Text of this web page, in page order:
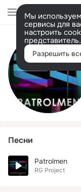
Мы
сервисы для
настроить
представитель.
Разрешить
Песни
Patrolmen
RG Project